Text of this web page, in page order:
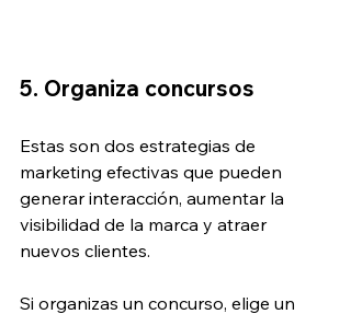
5. Organiza concursos
Estas son dos estrategias de
marketing efectivas que pueden
generar interacción, aumentar la
visibilidad de la marca y atraer
nuevos clientes.
Si organizas un concurso, elige un